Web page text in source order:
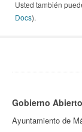
Usted también
Docs).
Gobierno Abierto
Ayuntamiento de